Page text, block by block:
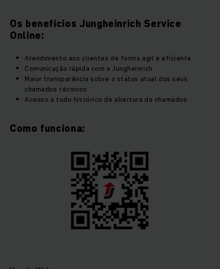
Os benefícios Jungheinrich Service
Online:
Atendimento aos clientes de forma ágil e eficiente
Comunicação rápida com a Jungheinrich
Maior transparência sobre o status atual dos seus
chamados técnicos
Acesso a todo histórico de abertura de chamados
Como funciona: